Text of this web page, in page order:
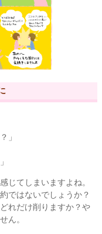
」
じてしまいますよね。
ではないでしょうか？
れだけ削りますか？や
ん。